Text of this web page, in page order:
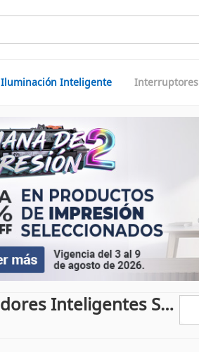
Iluminación Inteligente
Interruptores y Atenuadores Inteligentes Sonoff